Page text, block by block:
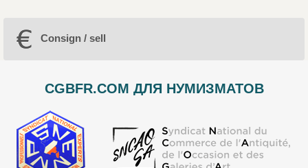
Consign / sell
CGBFR.COM ДЛЯ НУМИЗМАТОВ